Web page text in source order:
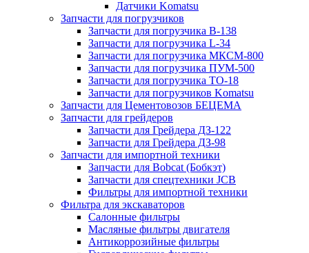
Датчики Komatsu
Запчасти для погрузчиков
Запчасти для погрузчика B-138
Запчасти для погрузчика L-34
Запчасти для погрузчика МКСМ-800
Запчасти для погрузчика ПУМ-500
Запчасти для погрузчика ТО-18
Запчасти для погрузчиков Komatsu
Запчасти для Цементовозов БЕЦЕМА
Запчасти для грейдеров
Запчасти для Грейдера ДЗ-122
Запчасти для Грейдера ДЗ-98
Запчасти для импортной техники
Запчасти для Bobcat (Бобкэт)
Запчасти для спецтехники JCB
Фильтры для импортной техники
Фильтра для экскаваторов
Салонные фильтры
Масляные фильтры двигателя
Антикоррозийные фильтры